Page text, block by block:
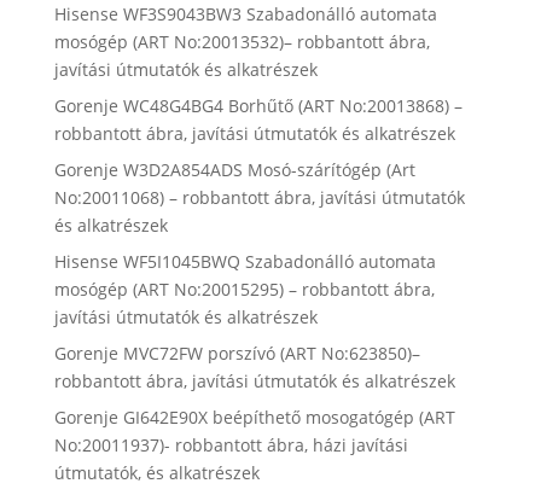
Hisense WF3S9043BW3 Szabadonálló automata
mosógép (ART No:20013532)– robbantott ábra,
javítási útmutatók és alkatrészek
Gorenje WC48G4BG4 Borhűtő (ART No:20013868) –
robbantott ábra, javítási útmutatók és alkatrészek
Gorenje W3D2A854ADS Mosó-szárítógép (Art
No:20011068) – robbantott ábra, javítási útmutatók
és alkatrészek
Hisense WF5I1045BWQ Szabadonálló automata
mosógép (ART No:20015295) – robbantott ábra,
javítási útmutatók és alkatrészek
Gorenje MVC72FW porszívó (ART No:623850)–
robbantott ábra, javítási útmutatók és alkatrészek
Gorenje GI642E90X beépíthető mosogatógép (ART
No:20011937)- robbantott ábra, házi javítási
útmutatók, és alkatrészek